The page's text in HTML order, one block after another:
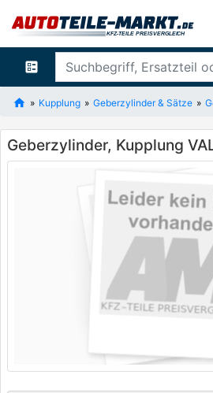
ballot
Kupplung Geberzylinder & Sätze
Geberzylinder, Kupplung